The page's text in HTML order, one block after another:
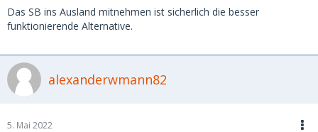
Das SB ins Ausland mitnehmen ist sicherlich die besser
funktionierende Alternative.
alexanderwmann82
5. Mai 2022